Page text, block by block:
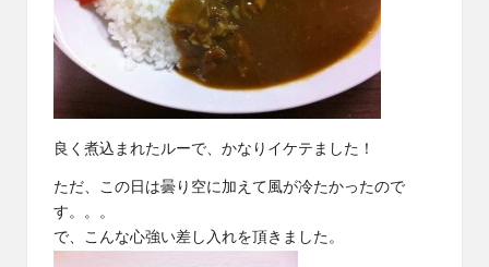
良く煮込まれたルーで、かなりイケテました！
ただ、この日は曇り空に加えて風が冷たかったので
す。。。
で、こんな心強い差し入れを頂きました。